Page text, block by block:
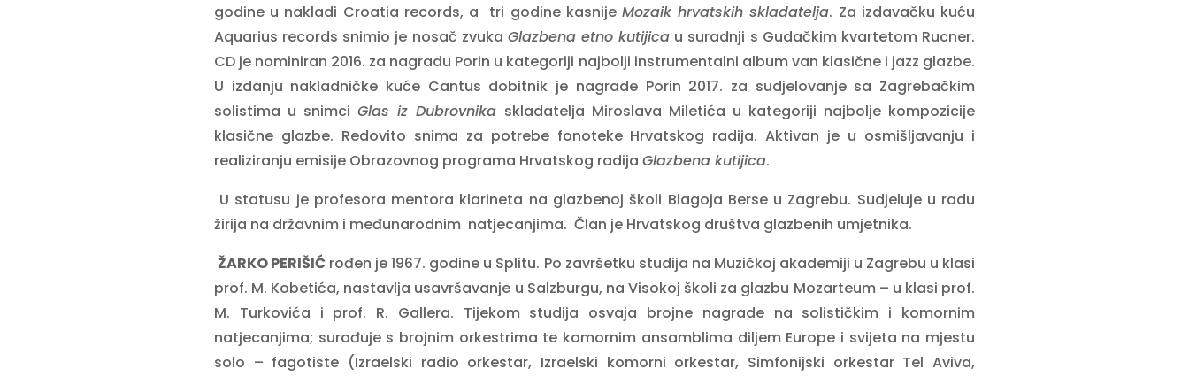
godine u nakladi Croatia records, a tri godine kasnijeMozaik hrvatskih skladatelja. Za izdavačku kuću
Aquarius records snimio je nosač zvuka Glazbena etno kutijica u suradnji s Gudačkim kvartetom Rucner.
CD je nominiran 2016. za nagradu Porin u kategoriji najbolji instrumentalni album van klasične i jazz glazbe.
U izdanju nakladničke kuće Cantus dobitnik je nagrade Porin 2017. za sudjelovanje sa Zagrebačkim
solistima u snimciGlas iz Dubrovnika skladatelja Miroslava Miletića u kategoriji najbolje kompozicije
klasične glazbe. Redovito snima za potrebe fonoteke Hrvatskog radija. Aktivan je u osmišljavanju i
realiziranju emisije Obrazovnog programa Hrvatskog radija Glazbena kutijica.
U statusu je profesora mentora klarineta na glazbenoj školi Blagoja Berse u Zagrebu. Sudjeluje u radu
žirija na državnim i međunarodnim natjecanjima. Član je Hrvatskog društva glazbenih umjetnika.
ŽARKO PERIŠIĆ rođen je 1967. godine u Splitu. Po završetku studija na Muzičkoj akademiji u Zagrebu u klasi
prof. M. Kobetića, nastavlja usavršavanje u Salzburgu, na Visokoj školi za glazbu Mozarteum – u klasi prof.
M. Turkovića i prof. R. Gallera. Tijekom studija osvaja brojne nagrade na solističkim i komornim
natjecanjima; surađuje s brojnim orkestrima te komornim ansamblima diljem Europe i svijeta na mjestu
solo – fagotiste (Izraelski radio orkestar, Izraelski komorni orkestar, Simfonijski orkestar Tel Aviva,